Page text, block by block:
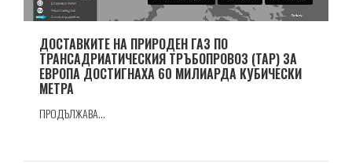
ДОСТАВКИТЕ НА ПРИРОДЕН ГАЗ ПО
ТРАНСАДРИАТИЧЕСКИЯ ТРЪБОПРОВОЗ (TAP) ЗА
ЕВРОПА ДОСТИГНАХА 60 МИЛИАРДА КУБИЧЕСКИ
МЕТРА
ПРОДЪЛЖАВА...